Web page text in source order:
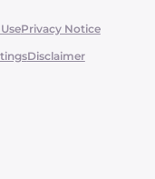
Privacy Notice
Disclaimer